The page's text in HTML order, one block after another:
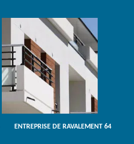
ENTREPRISE DE RAVALEMENT 64